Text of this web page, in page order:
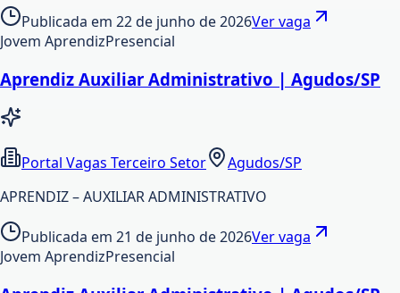
Publicada em 22 de junho de 2026Ver vaga
Jovem AprendizPresencial
Aprendiz Auxiliar Administrativo | Agudos/SP
Portal Vagas Terceiro Setor
Agudos/SP
APRENDIZ – AUXILIAR ADMINISTRATIVO
Publicada em 21 de junho de 2026Ver vaga
Jovem AprendizPresencial